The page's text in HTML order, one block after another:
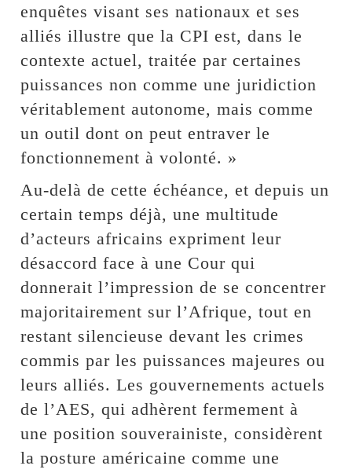
enquêtes visant ses nationaux et ses
alliés illustre que la CPI est, dans le
contexte actuel, traitée par certaines
puissances non comme une juridiction
véritablement autonome, mais comme
un outil dont on peut entraver le
fonctionnement à volonté. »
Au-delà de cette échéance, et depuis un
certain temps déjà, une multitude
d’acteurs africains expriment leur
désaccord face à une Cour qui
donnerait l’impression de se concentrer
majoritairement sur l’Afrique, tout en
restant silencieuse devant les crimes
commis par les puissances majeures ou
leurs alliés. Les gouvernements actuels
de l’AES, qui adhèrent fermement à
une position souverainiste, considèrent
la posture américaine comme une